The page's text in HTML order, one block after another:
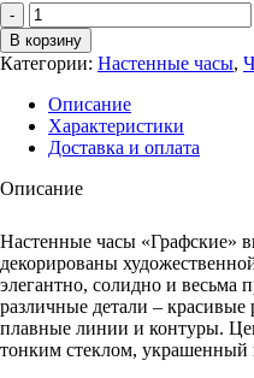
Количество
Часы
резные
ГРАФСКИЕ
№1,
ясень,
белое
золото
В корзину
Категории: Настенные часы,
Описание
Характеристики
Доставка и оплата
Описание
Настенные часы «Графские»
декорированы
элегантно, солидно и весьма
различные детали –
плавные линии и контуры.
тонким стеклом,